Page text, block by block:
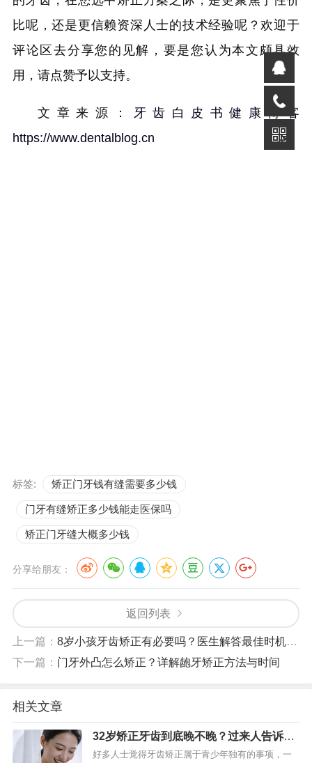
比呢，还是更信赖资深人士的技术经验呢？欢迎于
评论区去分享您的见解，要是您认为本文颇具效
用，请点赞予以支持。
文章来源： 牙齿白皮书健康博客
https://www.dentalblog.cn
标签: 矫正门牙钱有缝需要多少钱
门牙有缝矫正多少钱能走医保吗
矫正门牙缝大概多少钱
分享给朋友：
返回列表
上一篇： 8岁小孩牙齿矫正有必要吗？医生解答最佳时机与方法
下一篇： 门牙外凸怎么矫正？详解龅牙矫正方法与时间
相关文章
32岁矫正牙齿到底晚不晚？过来人告诉你
关键和真实效果
好多人士觉得牙齿矫正属于青少年独有的事项，一